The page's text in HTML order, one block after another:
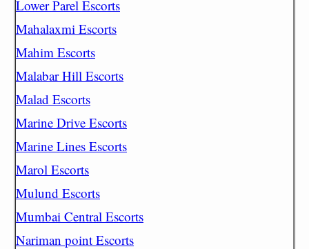
Lower Parel Escorts
Mahalaxmi Escorts
Mahim Escorts
Malabar Hill Escorts
Malad Escorts
Marine Drive Escorts
Marine Lines Escorts
Marol Escorts
Mulund Escorts
Mumbai Central Escorts
Nariman point Escorts